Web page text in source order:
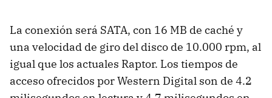
La conexión será SATA, con 16 MB de caché y
una velocidad de giro del disco de 10.000 rpm, al
igual que los actuales Raptor. Los tiempos de
acceso ofrecidos por Western Digital son de 4.2